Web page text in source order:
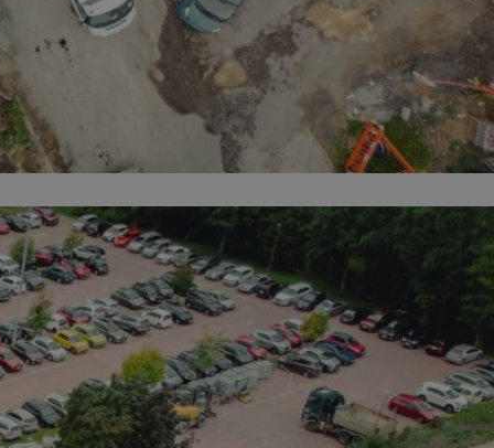
sesji.
sesji.
uwierzytelniania
jak
lub interakcji z
o zgodzie
dotyczących
i ustawień
w kolejnych
musi ponownie
wygodę i
Cookie-
dotyczących
to konieczne,
poprawnie.